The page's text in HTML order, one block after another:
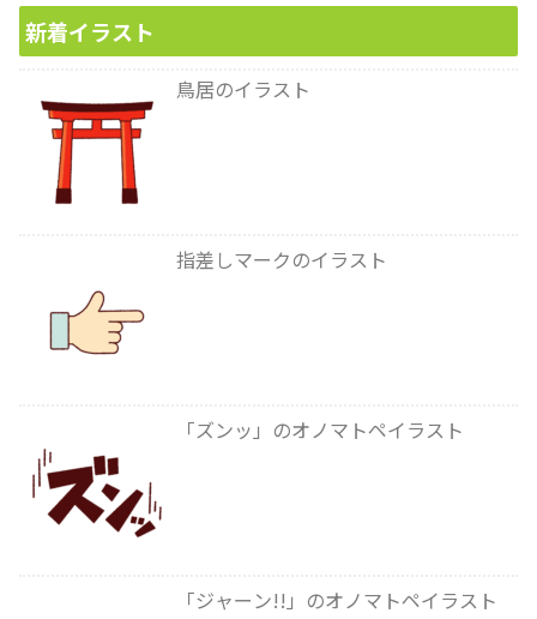
新着イラスト
鳥居のイラスト
指差しマークのイラスト
「ズンッ」のオノマトペイラスト
「ジャーン!!」のオノマトペイラスト